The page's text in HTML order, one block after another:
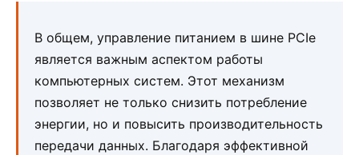
В общем, управление питанием в шине PCIe
является важным аспектом работы
компьютерных систем. Этот механизм
позволяет не только снизить потребление
энергии, но и повысить производительность
передачи данных. Благодаря эффективной